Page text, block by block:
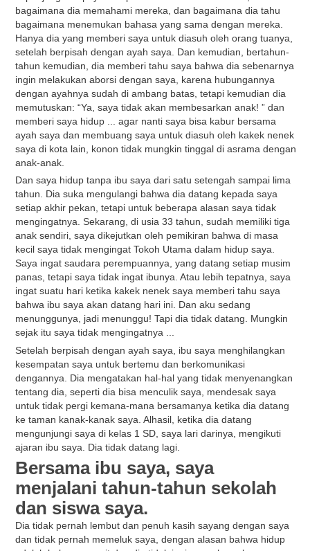
bagaimana dia memahami mereka, dan bagaimana dia tahu
bagaimana menemukan bahasa yang sama dengan mereka.
Hanya dia yang memberi saya untuk diasuh oleh orang tuanya,
setelah berpisah dengan ayah saya. Dan kemudian, bertahun-
tahun kemudian, dia memberi tahu saya bahwa dia sebenarnya
ingin melakukan aborsi dengan saya, karena hubungannya
dengan ayahnya sudah di ambang batas, tetapi kemudian dia
memutuskan: “Ya, saya tidak akan membesarkan anak! ” dan
memberi saya hidup ... agar nanti saya bisa kabur bersama
ayah saya dan membuang saya untuk diasuh oleh kakek nenek
saya di kota lain, konon tidak mungkin tinggal di asrama dengan
anak-anak.
Dan saya hidup tanpa ibu saya dari satu setengah sampai lima
tahun. Dia suka mengulangi bahwa dia datang kepada saya
setiap akhir pekan, tetapi untuk beberapa alasan saya tidak
mengingatnya. Sekarang, di usia 33 tahun, sudah memiliki tiga
anak sendiri, saya dikejutkan oleh pemikiran bahwa di masa
kecil saya tidak mengingat Tokoh Utama dalam hidup saya.
Saya ingat saudara perempuannya, yang datang setiap musim
panas, tetapi saya tidak ingat ibunya. Atau lebih tepatnya, saya
ingat suatu hari ketika kakek nenek saya memberi tahu saya
bahwa ibu saya akan datang hari ini. Dan aku sedang
menunggunya, jadi menunggu! Tapi dia tidak datang. Mungkin
sejak itu saya tidak mengingatnya ...
Setelah berpisah dengan ayah saya, ibu saya menghilangkan
kesempatan saya untuk bertemu dan berkomunikasi
dengannya. Dia mengatakan hal-hal yang tidak menyenangkan
tentang dia, seperti dia bisa menculik saya, mendesak saya
untuk tidak pergi kemana-mana bersamanya ketika dia datang
ke taman kanak-kanak saya. Alhasil, ketika dia datang
mengunjungi saya di kelas 1 SD, saya lari darinya, mengikuti
ajaran ibu saya. Dia tidak datang lagi.
Bersama ibu saya, saya
menjalani tahun-tahun sekolah
dan siswa saya.
Dia tidak pernah lembut dan penuh kasih sayang dengan saya
dan tidak pernah memeluk saya, dengan alasan bahwa hidup